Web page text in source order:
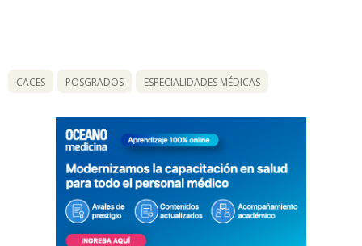
CACES POSGRADOS ESPECIALIDADES MÉDICAS